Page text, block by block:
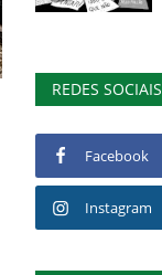
REDES SOCIAIS
Facebook
Instagram